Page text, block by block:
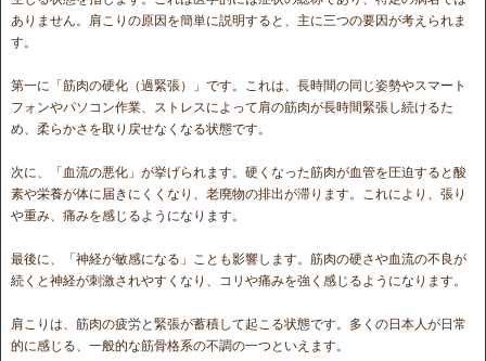
ありません。肩こりの原因を簡単に説明すると、主に三つの要因が考えられま
す。
第一に「筋肉の硬化（過緊張）」です。これは、長時間の同じ姿勢やスマート
フォンやパソコン作業、ストレスによって肩の筋肉が長時間緊張し続けるた
め、柔らかさを取り戻せなくなる状態です。
次に、「血流の悪化」が挙げられます。硬くなった筋肉が血管を圧迫すると酸
素や栄養が体に届きにくくなり、老廃物の排出が滞ります。これにより、張り
や重み、痛みを感じるようになります。
最後に、「神経が敏感になる」ことも影響します。筋肉の硬さや血流の不良が
続くと神経が刺激されやすくなり、コリや痛みを強く感じるようになります。
肩こりは、筋肉の疲労と緊張が蓄積して起こる状態です。多くの日本人が日常
的に感じる、一般的な筋骨格系の不調の一つといえます。